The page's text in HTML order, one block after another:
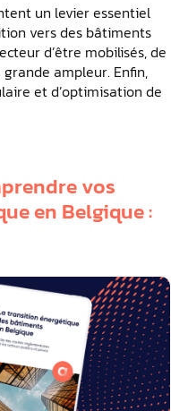
un levier essentiel
vers des bâtiments
d’être mobilisés, de
ampleur. Enfin,
et d’optimisation de
vos
en Belgique :